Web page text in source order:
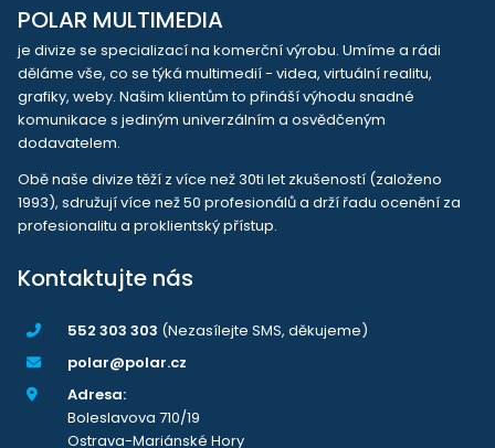
POLAR MULTIMEDIA
je divize se specializací na komerční výrobu. Umíme a rádi
děláme vše, co se týká multimedií - videa, virtuální realitu,
grafiky, weby. Našim klientům to přináší výhodu snadné
komunikace s jediným univerzálním a osvědčeným
dodavatelem.
Obě naše divize těží z více než 30ti let zkušeností (založeno
1993), sdružují více než 50 profesionálů a drží řadu ocenění za
profesionalitu a proklientský přístup.
Kontaktujte nás
552 303 303 (Nezasílejte SMS, děkujeme)
polar@polar.cz
Adresa:
Boleslavova 710/19
Ostrava-Mariánské Hory